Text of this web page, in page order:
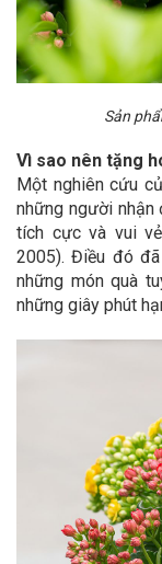
Sản
Vì sao nên tặng
Một nghiên cứu
những người
tích cực và vui
2005). Điều đó
những món quà
những giây phút